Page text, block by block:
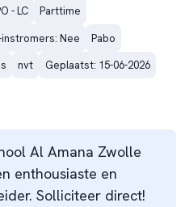
- LC
Parttime
instromers: Nee
Pabo
nvt
Geplaatst: 15-06-2026
Al Amana Zwolle
enthousiaste en
Solliciteer direct!